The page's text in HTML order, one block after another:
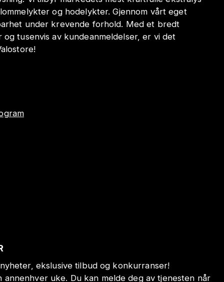
og hodelykter. Gjennom vårt eget
under krevende forhold. Med et bredt
tusenvis av kundeanmeldelser, er vi det
ekslusive tilbud og konkurranser!
uke. Du kan melde deg av tjenesten når